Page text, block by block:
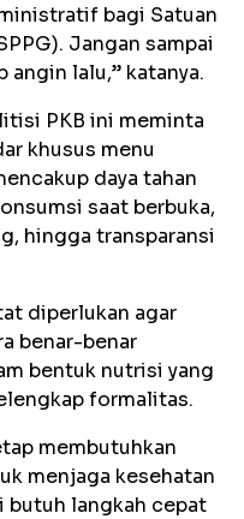
bagi Satuan
Jangan sampai
angin lalu,” katanya.
PKB ini meminta
khusus menu
daya tahan
saat berbuka,
hingga transparansi
diperlukan agar
benar-benar
bentuk nutrisi yang
formalitas.
membutuhkan
menjaga kesehatan
butuh langkah cepat